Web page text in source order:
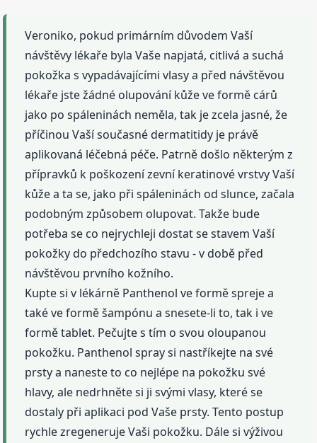
Veroniko, pokud primárním důvodem Vaší
návštěvy lékaře byla Vaše napjatá, citlivá a suchá
pokožka s vypadávajícími vlasy a před návštěvou
lékaře jste žádné olupování kůže ve formě cárů
jako po spáleninách neměla, tak je zcela jasné, že
příčinou Vaší současné dermatitidy je právě
aplikovaná léčebná péče. Patrně došlo některým z
přípravků k poškození zevní keratinové vrstvy Vaší
kůže a ta se, jako při spáleninách od slunce, začala
podobným způsobem olupovat. Takže bude
potřeba se co nejrychleji dostat se stavem Vaší
pokožky do předchozího stavu - v době před
návštěvou prvního kožního.
Kupte si v lékárně Panthenol ve formě spreje a
také ve formě šampónu a snesete-li to, tak i ve
formě tablet. Pečujte s tím o svou oloupanou
pokožku. Panthenol spray si nastříkejte na své
prsty a naneste to co nejlépe na pokožku své
hlavy, ale nedrhněte si ji svými vlasy, které se
dostaly při aplikaci pod Vaše prsty. Tento postup
rychle zregeneruje Vaši pokožku. Dále si výživou